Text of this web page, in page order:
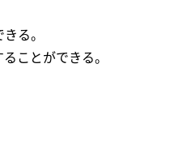
る。
ことができる。